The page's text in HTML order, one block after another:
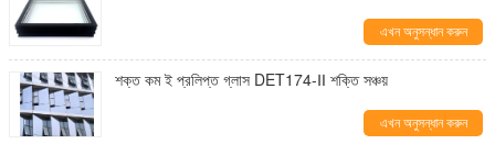
এখন অনুসন্ধান করুন
শক্ত কম ই প্রলিপ্ত গ্লাস DET174-Ⅱ শক্তি সঞ্চয়
এখন অনুসন্ধান করুন